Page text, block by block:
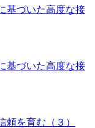
基づいた高度な接
基づいた高度な接
頼を育む（３）